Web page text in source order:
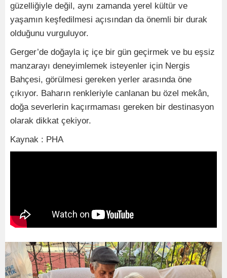
güzelliğiyle değil, aynı zamanda yerel kültür ve
yaşamın keşfedilmesi açısından da önemli bir durak
olduğunu vurguluyor.
Gerger’de doğayla iç içe bir gün geçirmek ve bu eşsiz
manzarayı deneyimlemek isteyenler için Nergis
Bahçesi, görülmesi gereken yerler arasında öne
çıkıyor. Baharın renkleriyle canlanan bu özel mekân,
doğa severlerin kaçırmaması gereken bir destinasyon
olarak dikkat çekiyor.
Kaynak : PHA